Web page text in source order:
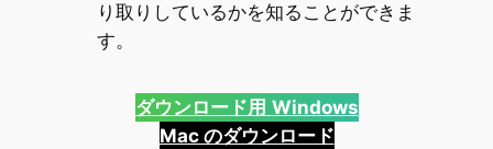
り取りしているかを知ることができま
す。
ダウンロード用 Windows
Mac のダウンロード